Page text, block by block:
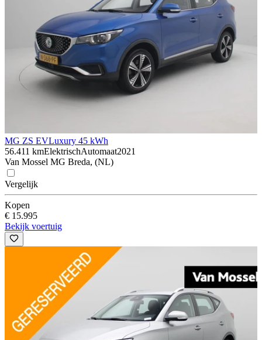
MG ZS EVLuxury 45 kWh
56.411 kmElektrischAutomaat2021
Van Mossel MG Breda, (NL)
Vergelijk
Kopen
€ 15.995
Bekijk voertuig